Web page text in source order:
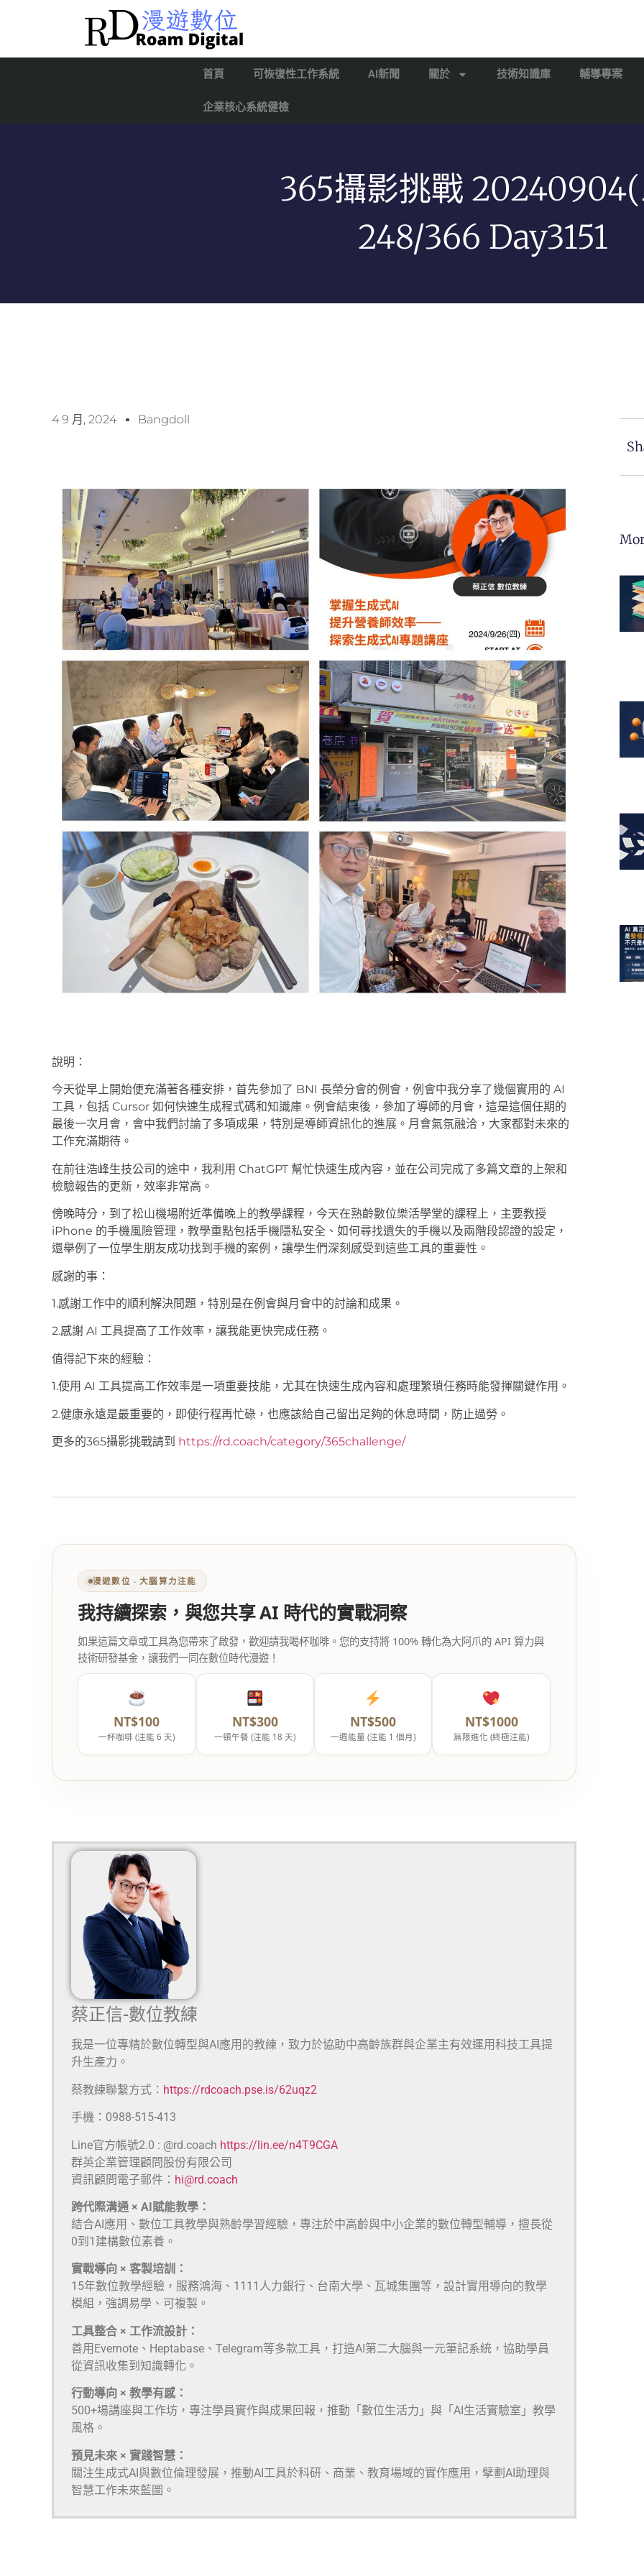
首頁 可恢復性工作系統 AI新聞 關於 技術知識庫 輔導專案
企業核心系統健檢
365攝影挑戰
248/366 Day3151
4 9 月, 2024 Bangdoll
說明：
今天從早上開始便充滿著各種安排，首先參加了 BNI 長榮分會的例會，例會中我分享了幾個實用的 AI
工具，包括 Cursor 如何快速生成程式碼和知識庫。例會結束後，參加了導師的月會，這是這個任期的
最後一次月會，會中我們討論了多項成果，特別是導師資訊化的進展。月會氣氛融洽，大家都對未來的
工作充滿期待。
在前往浩峰生技公司的途中，我利用 ChatGPT 幫忙快速生成內容，並在公司完成了多篇文章的上架和
檢驗報告的更新，效率非常高。
傍晚時分，到了松山機場附近準備晚上的教學課程，今天在熟齡數位樂活學堂的課程上，主要教授
iPhone 的手機風險管理，教學重點包括手機隱私安全、如何尋找遺失的手機以及兩階段認證的設定，
還舉例了一位學生朋友成功找到手機的案例，讓學生們深刻感受到這些工具的重要性。
感謝的事：
1.感謝工作中的順利解決問題，特別是在例會與月會中的討論和成果。
2.感謝 AI 工具提高了工作效率，讓我能更快完成任務。
值得記下來的經驗：
1.使用 AI 工具提高工作效率是一項重要技能，尤其在快速生成內容和處理繁瑣任務時能發揮關鍵作用。
2.健康永遠是最重要的，即使行程再忙碌，也應該給自己留出足夠的休息時間，防止過勞。
更多的365攝影挑戰請到 https://rd.coach/category/365challenge/
漫遊數位 ‧ 大腦算力注能
我持續探索，與您共享 AI 時代的實戰洞察
如果這篇文章或工具為您帶來了啟發，歡迎請我喝杯咖啡。您的支持將 100% 轉化為大阿爪的 API 算力與
技術研發基金，讓我們一同在數位時代漫遊！
NT$100
一杯咖啡 (注能 6 天)
NT$300
一頓午餐 (注能 18 天)
NT$500
一週能量 (注能 1 個月)
NT$1000
無限進化 (終極注能)
蔡正信-數位教練
我是一位專精於數位轉型與AI應用的教練，致力於協助中高齡族群與企業主有效運用科技工具提
升生產力。
蔡教練聯繫方式： https://rdcoach.pse.is/62uqz2
手機：0988-515-413
Line官方帳號2.0 : @rd.coach https://lin.ee/n4T9CGA
群英企業管理顧問股份有限公司
資訊顧問電子郵件： hi@rd.coach
跨代際溝通 × AI賦能教學：
結合AI應用、數位工具教學與熟齡學習經驗，專注於中高齡與中小企業的數位轉型輔導，擅長從
0到1建構數位素養。
實戰導向 × 客製培訓：
15年數位教學經驗，服務鴻海、1111人力銀行、台南大學、瓦城集團等，設計實用導向的教學
模組，強調易學、可複製。
工具整合 × 工作流設計：
善用Evernote、Heptabase、Telegram等多款工具，打造AI第二大腦與一元筆記系統，協助學員
從資訊收集到知識轉化。
行動導向 × 教學有感：
500+場講座與工作坊，專注學員實作與成果回報，推動「數位生活力」與「AI生活實驗室」教學
風格。
預見未來 × 實踐智慧：
關注生成式AI與數位倫理發展，推動AI工具於科研、商業、教育場域的實作應用，擘劃AI助理與
智慧工作未來藍圖。